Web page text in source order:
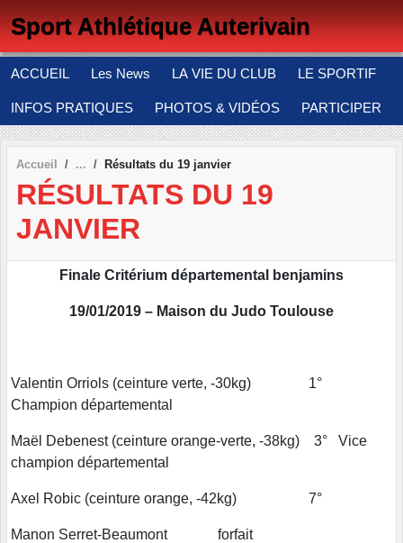
Sport Athlétique Auterivain
ACCUEIL Les News LA VIE DU CLUB LE SPORTIF
INFOS PRATIQUES PHOTOS & VIDÉOS PARTICIPER
Accueil Résultats du 19 janvier
RÉSULTATS DU 19
JANVIER
Finale Critérium départemental benjamins
19/01/2019 – Maison du Judo Toulouse
Valentin Orriols (ceinture verte, -30kg) 1°
Champion départemental
Maël Debenest (ceinture orange-verte, -38kg) 3° Vice
champion départemental
Axel Robic (ceinture orange, -42kg) 7°
Manon Serret-Beaumont forfait